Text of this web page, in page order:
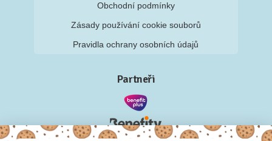
Obchodní podmínky
Zásady používání cookie souborů
Pravidla ochrany osobních údajů
Partneři